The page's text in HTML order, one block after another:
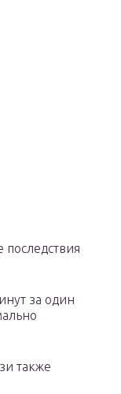
за один
также